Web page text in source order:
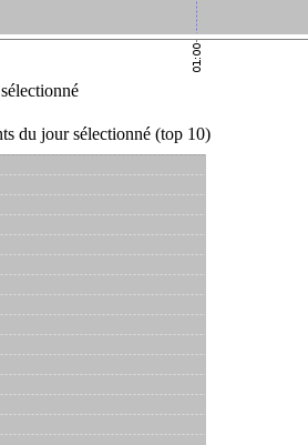
du jour sélectionné (top 10)